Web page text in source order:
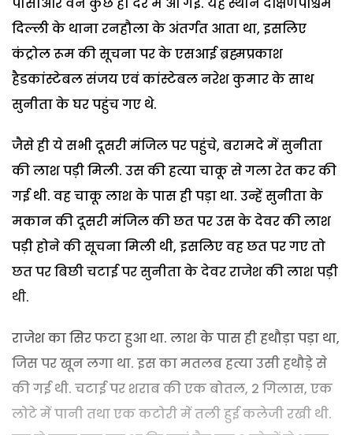
दिल्ली के थाना रनहौला के अंतर्गत आता था, इसलिए
कंट्रोल रूम की सूचना पर के एसआई ब्रह्मप्रकाश
हैडकांस्टेबल संजय एवं कांस्टेबल नरेश कुमार के साथ
सुनीता के घर पहुंच गए थे.
जैसे ही ये सभी दूसरी मंजिल पर पहुंचे, बरामदे में सुनीता
की लाश पड़ी मिली. उस की हत्या चाकू से गला रेत कर की
गई थी. वह चाकू लाश के पास ही पड़ा था. उन्हें सुनीता के
मकान की दूसरी मंजिल की छत पर उस के देवर की लाश
पड़ी होने की सूचना मिली थी, इसलिए वह छत पर गए तो
छत पर बिछी चटाई पर सुनीता के देवर राजेश की लाश पड़ी
थी.
राजेश का सिर फटा हुआ था. लाश के पास ही हथौड़ा पड़ा था,
जिस पर खून लगा था. इस का मतलब हत्या उसी हथौड़े से
की गई थी. चटाई पर शराब की एक बोतल, 2 गिलास, एक
लोटे में पानी तथा एक कटोरी में तली हुई कलेजी रखी थी.